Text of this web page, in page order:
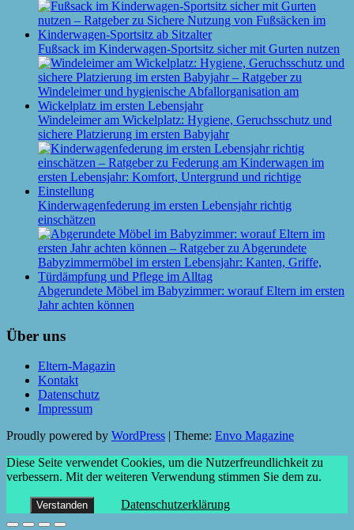
Fußsack im Kinderwagen-Sportsitz sicher mit Gurten nutzen
Windeleimer am Wickelplatz: Hygiene, Geruchsschutz und
sichere Platzierung im ersten Babyjahr
Kinderwagenfederung im ersten Lebensjahr richtig
einschätzen
Abgerundete Möbel im Babyzimmer: worauf Eltern im ersten
Jahr achten können
Über uns
Eltern-Magazin
Kontakt
Datenschutz
Impressum
Proudly powered by WordPress Theme: Envo Magazine
Diese Seite verwendet Cookies, um die Nutzerfreundlichkeit zu
verbessern. Mit der weiteren Verwendung stimmen Sie dem zu.
Verstanden Datenschutzerklärung